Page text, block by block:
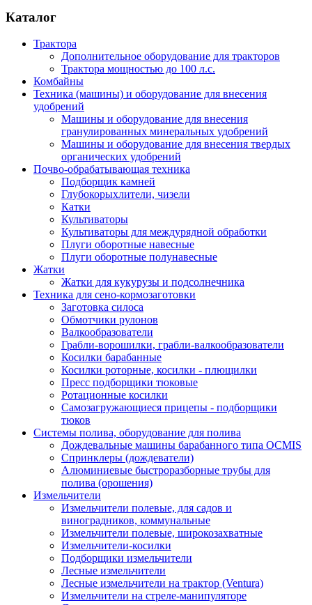
Каталог
Трактора
Дополнительное оборудование для тракторов
Трактора мощностью до 100 л.с.
Комбайны
Техника (машины) и оборудование для внесения
удобрений
Машины и оборудование для внесения
гранулированных минеральных удобрений
Машины и оборудование для внесения твердых
органических удобрений
Почво-обрабатывающая техника
Подборщик камней
Глубокорыхлители, чизели
Катки
Культиваторы
Культиваторы для междурядной обработки
Плуги оборотные навесные
Плуги оборотные полунавесные
Жатки
Жатки для кукурузы и подсолнечника
Техника для сено-кормозаготовки
Заготовка силоса
Обмотчики рулонов
Валкообразователи
Грабли-ворошилки, грабли-валкообразователи
Косилки барабанные
Косилки роторные, косилки - плющилки
Пресс подборщики тюковые
Ротационные косилки
Самозагружающиеся прицепы - подборщики
тюков
Системы полива, оборудование для полива
Дождевальные машины барабанного типа OCMIS
Спринклеры (дождеватели)
Алюминиевые быстроразборные трубы для
полива (орошения)
Измельчители
Измельчители полевые, для садов и
виноградников, коммунальные
Измельчители полевые, широкозахватные
Измельчители-косилки
Подборщики измельчители
Лесные измельчители
Лесные измельчители на трактор (Ventura)
Измельчители на стреле-манипуляторе